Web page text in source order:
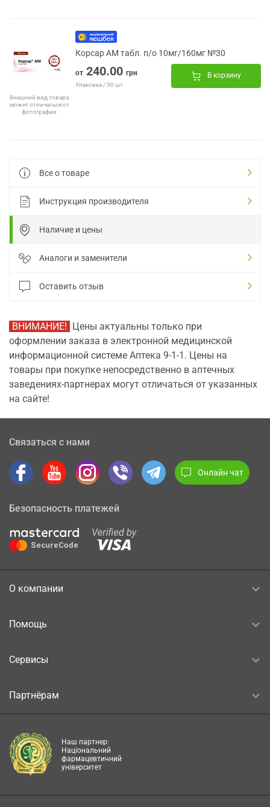
Внешний вид товара
может отличаться от
фотографии
Корсар АМ табл. п/о 10мг/160мг №30
от 240.00 грн
Упаковка / 30 шт.
В корзину
Все о товаре
Инструкция производителя
Наличие и цены
Аналоги и заменители
Оставить отзыв
ВНИМАНИЕ! Цены актуальны только при
оформлении заказа в электронной медицинской
информационной системе Аптека 9-1-1. Цены на
товары при покупке непосредственно в аптечных
заведениях-партнерах могут отличаться от указанных
на сайте!
Связаться с нами
Онлайн чат
Безопасность платежей
О компании
Помощь
Сервисы
Партнёрам
Наш партнер:
Національний
фармацевтичний
університет